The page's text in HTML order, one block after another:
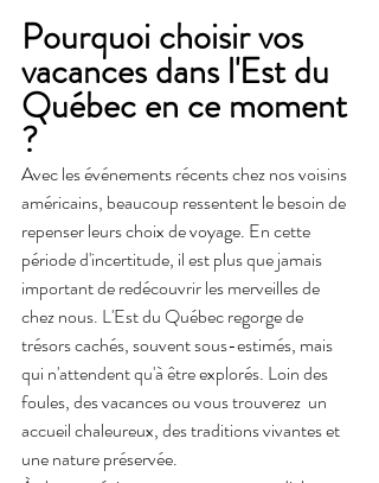
Pourquoi choisir vos
vacances dans l'Est du
Québec en ce moment
?
Avec les événements récents chez nos voisins
américains, beaucoup ressentent le besoin de
repenser leurs choix de voyage. En cette
période d'incertitude, il est plus que jamais
important de redécouvrir les merveilles de
chez nous. L'Est du Québec regorge de
trésors cachés, souvent sous-estimés, mais
qui n'attendent qu'à être explorés. Loin des
foules, des vacances ou vous trouverez  un
accueil chaleureux, des traditions vivantes et
une nature préservée.